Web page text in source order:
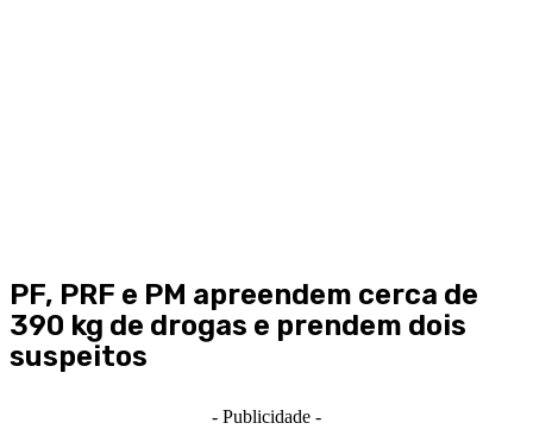
PF, PRF e PM apreendem cerca de
390 kg de drogas e prendem dois
suspeitos
- Publicidade -